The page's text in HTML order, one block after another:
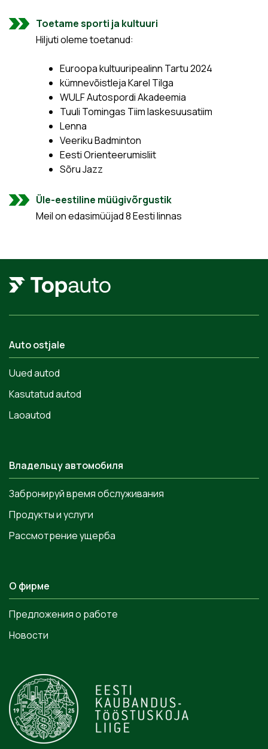
Toetame sporti ja kultuuri
Hiljuti oleme toetanud:
Euroopa kultuuripealinn Tartu 2024
kümnevõistleja Karel Tilga
WULF Autospordi Akadeemia
Tuuli Tomingas Tiim laskesuusatiim
Lenna
Veeriku Badminton
Eesti Orienteerumisliit
Sõru Jazz
Üle-eestiline müügivõrgustik
Meil on edasimüüjad 8 Eesti linnas
Auto ostjale
Uued autod
Kasutatud autod
Laoautod
Владельцу автомобиля
Забронируй время обслуживания
Продукты и услуги
Рассмотрение ущерба
О фирме
Предложения о работе
Новости